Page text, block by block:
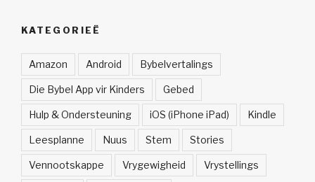
KATEGORIEË
Amazon Android Bybelvertalings
Die Bybel App vir Kinders Gebed
Hulp & Ondersteuning iOS (iPhone iPad) Kindle
Leesplanne Nuus Stem Stories
Vennootskappe Vrygewigheid Vrystellings